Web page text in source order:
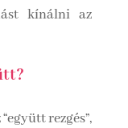
kínálni az
rezgés”,